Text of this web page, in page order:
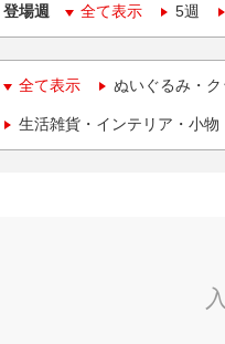
登場週 全て表示 5週
全て表示 ぬいぐるみ・ク
生活雑貨・インテリア・小物